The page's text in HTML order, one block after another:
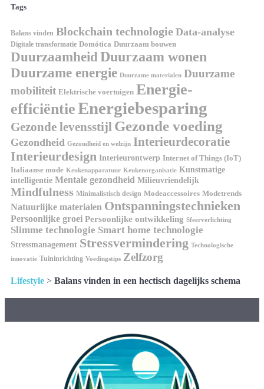
Tags
Balans vinden Blockchain technologie Data-analyse
Digitale transformatie Domótica Duurzaam bouwen
Duurzaamheid Duurzaam wonen
Duurzame energie Duurzame materialen Duurzame
mobiliteit Elektrische voertuigen Energie-
efficiëntieEnergiebesparing
Gezonde levensstijl Gezonde voeding
Gezondheid Gezondheid en welzijn Interieurdecoratie
Interieurdesign Interieurontwerp Internet of Things (IoT)
Italiaanse mode Keukenapparatuur Keukenorganisatie Kunstmatige
intelligentie Mentale gezondheid Milieuvriendelijk
Mindfulness Minimalistisch design Modeaccessoires Modetrends
Natuurlijke materialen Ontspanningstechnieken
Persoonlijke groei Persoonlijke ontwikkeling Sfeerverlichting
Slimme technologie Smart home technologie
Stressmanagement Stressvermindering Technologische
innovatie Tuininrichting Voedingstips Zelfzorg
Lifestyle > Balans vinden in een hectisch dagelijks schema